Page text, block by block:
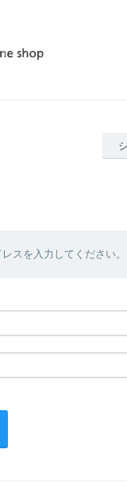
スを入力してください。